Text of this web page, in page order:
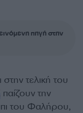
πηγή στην
τελική του
παίζουν την
του Φαλήρου,